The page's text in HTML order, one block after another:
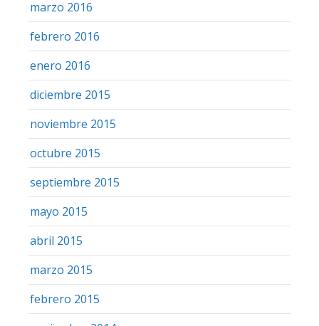
marzo 2016
febrero 2016
enero 2016
diciembre 2015
noviembre 2015
octubre 2015
septiembre 2015
mayo 2015
abril 2015
marzo 2015
febrero 2015